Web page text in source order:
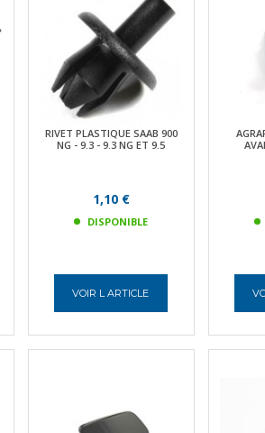
RIVET PLASTIQUE SAAB 900
NG - 9.3 - 9.3 NG ET 9.5
1,10 €
DISPONIBLE
VOIR L ARTICLE